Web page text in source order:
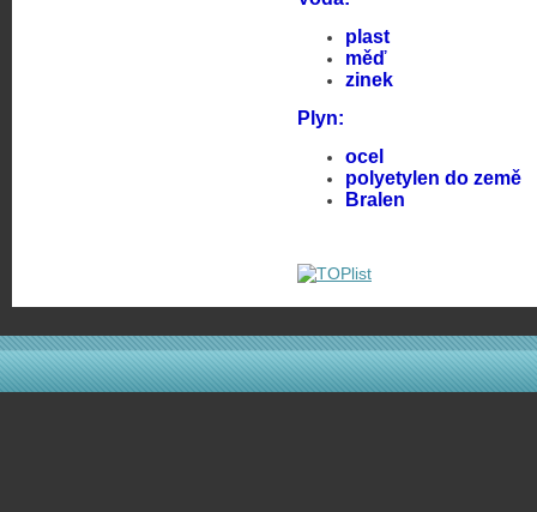
plast
měď
zinek
Plyn:
ocel
polyetylen do země
Bralen